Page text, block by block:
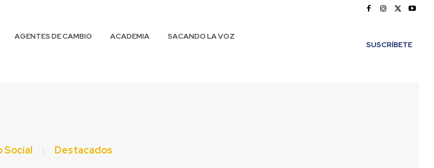
AGENTES DE CAMBIO ACADEMIA
SACANDO LA VOZ
SUSCRÍBETE
Social Destacados